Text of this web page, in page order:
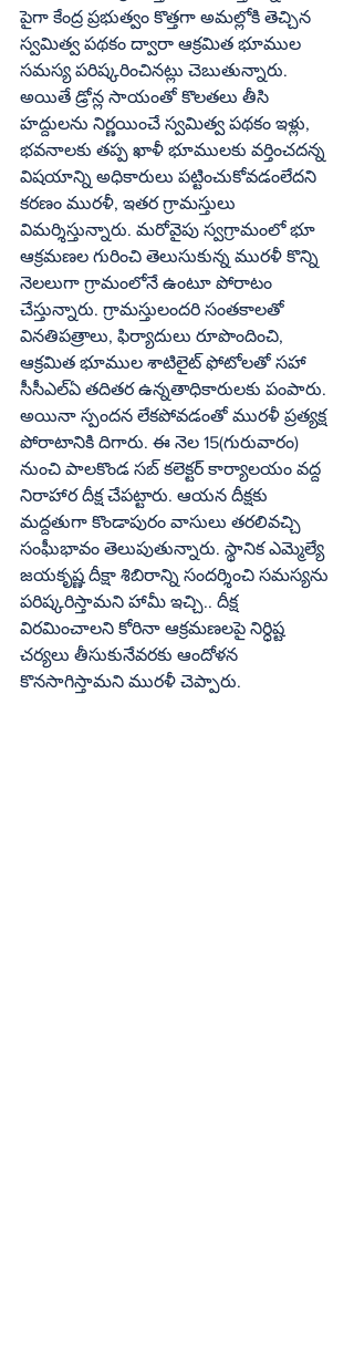
పైగా కేంద్ర ప్రభుత్వం కొత్తగా అమల్లోకి తెచ్చిన
స్వమిత్వ పథకం ద్వారా ఆక్రమిత భూముల
సమస్య పరిష్కరించినట్లు చెబుతున్నారు.
అయితే డ్రోన్ల సాయంతో కొలతలు తీసి
హద్దులను నిర్ణయించే స్వమిత్వ పథకం ఇళ్లు,
భవనాలకు తప్ప ఖాళీ భూములకు వర్తించదన్న
విషయాన్ని అధికారులు పట్టించుకోవడంలేదని
కరణం మురళీ, ఇతర గ్రామస్తులు
విమర్శిస్తున్నారు. మరోవైపు స్వగ్రామంలో భూ
ఆక్రమణల గురించి తెలుసుకున్న మురళీ కొన్ని
నెలలుగా గ్రామంలోనే ఉంటూ పోరాటం
చేస్తున్నారు. గ్రామస్తులందరి సంతకాలతో
వినతిపత్రాలు, ఫిర్యాదులు రూపొందించి,
ఆక్రమిత భూముల శాటిలైట్‌ ఫోటోలతో సహా
సీసీఎల్‌ఏ తదితర ఉన్నతాధికారులకు పంపారు.
అయినా స్పందన లేకపోవడంతో మురళీ ప్రత్యక్ష
పోరాటానికి దిగారు. ఈ నెల 15(గురువారం)
నుంచి పాలకొండ సబ్‌ కలెక్టర్‌ కార్యాలయం వద్ద
నిరాహార దీక్ష చేపట్టారు. ఆయన దీక్షకు
మద్దతుగా కొండాపురం వాసులు తరలివచ్చి
సంఫీుభావం తెలుపుతున్నారు. స్థానిక ఎమ్మెల్యే
జయకృష్ణ దీక్షా శిబిరాన్ని సందర్శించి సమస్యను
పరిష్కరిస్తామని హామీ ఇచ్చి.. దీక్ష
విరమించాలని కోరినా ఆక్రమణలపై నిర్ధిష్ట
చర్యలు తీసుకునేవరకు ఆందోళన
కొనసాగిస్తామని మురళీ చెప్పారు.